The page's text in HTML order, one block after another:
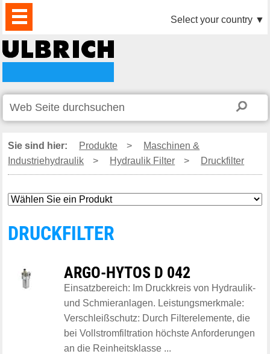
PRODUKTE
AKTUELLES
DOWNLOAD
VIDEO
PARTNER
UNTERNEHMEN
KONTAKTE Select your country ▼
Sie sind hier: Produkte >
Maschinen &
Industriehydraulik
> Hydraulik Filter > Druckfilter
DRUCKFILTER
ARGO-HYTOS D 042
Einsatzbereich: Im Druckkreis von Hydraulik-
und Schmieranlagen. Leistungsmerkmale:
Verschleißschutz: Durch Filterelemente, die
bei Vollstromfiltration höchste Anforderungen
an die Reinheitsklasse ...